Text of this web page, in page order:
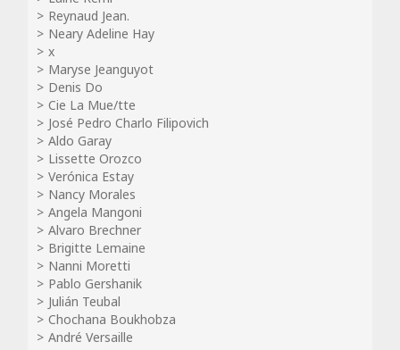
Reynaud Jean.
Neary Adeline Hay
x
Maryse Jeanguyot
Denis Do
Cie La Mue/tte
José Pedro Charlo Filipovich
Aldo Garay
Lissette Orozco
Verónica Estay
Nancy Morales
Angela Mangoni
Alvaro Brechner
Brigitte Lemaine
Nanni Moretti
Pablo Gershanik
Julián Teubal
Chochana Boukhobza
André Versaille